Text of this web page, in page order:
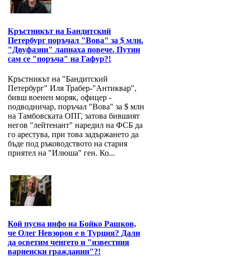
Кръстникът на Бандитский
Петербург поръчал "Вова" за $ млн.
"Двуфазни" лапнаха повече. Путин
сам се "поръча" на Гафур?!
Кръстникът на "Бандитский
Петербург" Иля Трабер-"Антиквар",
бивш военен моряк, офицер -
подводничар, поръчал "Вова" за $ млн
на Тамбовската ОПГ, затова бившият
негов "лейтенант" наредил на ФСБ да
го арестува, при това задържането да
бъде под ръководството на стария
приятел на "Илюша" ген. Ко...
Кой пусна инфо на Бойко Рашков,
че Олег Невзоров е в Турция? Дали
да осветим ченгето и "известния
варненски гражданин"?!